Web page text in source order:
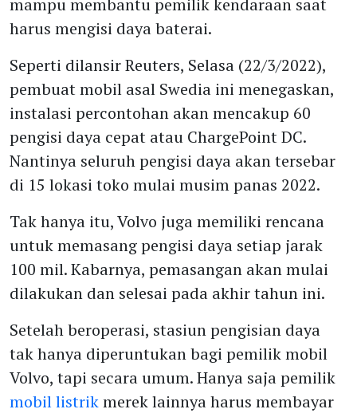
harus mengisi daya baterai.
Seperti dilansir Reuters, Selasa (22/3/2022),
pembuat mobil asal Swedia ini menegaskan,
instalasi percontohan akan mencakup 60
pengisi daya cepat atau ChargePoint DC.
Nantinya seluruh pengisi daya akan tersebar
di 15 lokasi toko mulai musim panas 2022.
Tak hanya itu, Volvo juga memiliki rencana
untuk memasang pengisi daya setiap jarak
100 mil. Kabarnya, pemasangan akan mulai
dilakukan dan selesai pada akhir tahun ini.
Setelah beroperasi, stasiun pengisian daya
tak hanya diperuntukan bagi pemilik mobil
Volvo, tapi secara umum. Hanya saja pemilik
mobil listrikmerek lainnya harus membayar